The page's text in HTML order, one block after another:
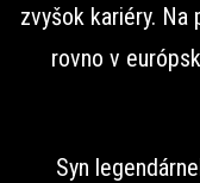
zvyšok kariéry. Na
rovno v
Syn